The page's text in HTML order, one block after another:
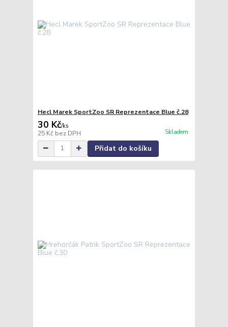
Hecl Marek SportZoo SR Reprezentace Blue č.28
30 Kč/ks
25 Kč bez DPH Skladem
Přidat do košíku